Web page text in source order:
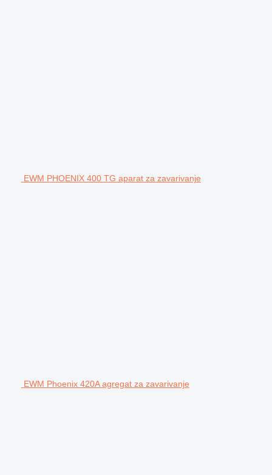
EWM PHOENIX 400 TG aparat za zavarivanje
EWM Phoenix 420A agregat za zavarivanje